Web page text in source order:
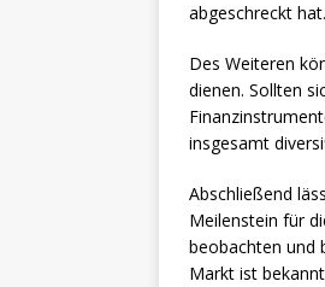
abgeschreckt hat.
Des Weiteren
dienen. Sollten
insgesamt
Abschließend
Meilenstein für
beobachten und
Markt ist